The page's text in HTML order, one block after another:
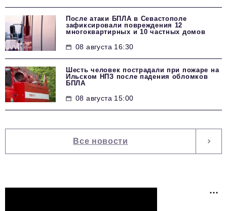
После атаки БПЛА в Севастополе
зафиксировали повреждения 12
многоквартирных и 10 частных домов
08 августа 16:30
Шесть человек пострадали при пожаре на
Ильском НПЗ после падения обломков
БПЛА
08 августа 15:00
Все новости